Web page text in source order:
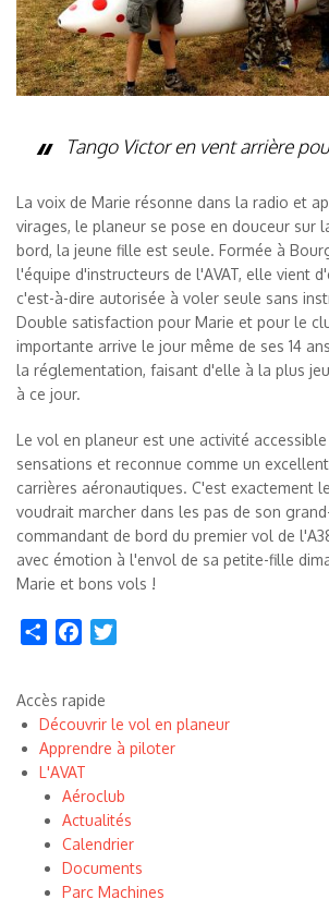
Tango Victor en vent arrière
La voix de Marie résonne dans la radio et
virages, le planeur se pose en douceur sur
bord, la jeune fille est seule. Formée à
l'équipe d'instructeurs de l'AVAT, elle vient
c'est-à-dire autorisée à voler seule sans
Double satisfaction pour Marie et pour le
importante arrive le jour même de ses 14
la réglementation, faisant d'elle à la plus
à ce jour.
Le vol en planeur est une activité
sensations et reconnue comme un
carrières aéronautiques. C'est exactement
voudrait marcher dans les pas de son
commandant de bord du premier vol de
avec émotion à l'envol de sa petite-fille
Marie et bons vols !
Share Facebook
Accès rapide
Découvrir le vol en planeur
Apprendre à piloter
L'AVAT
Aéroclub
Actualités
Calendrier
Documents
Parc Machines